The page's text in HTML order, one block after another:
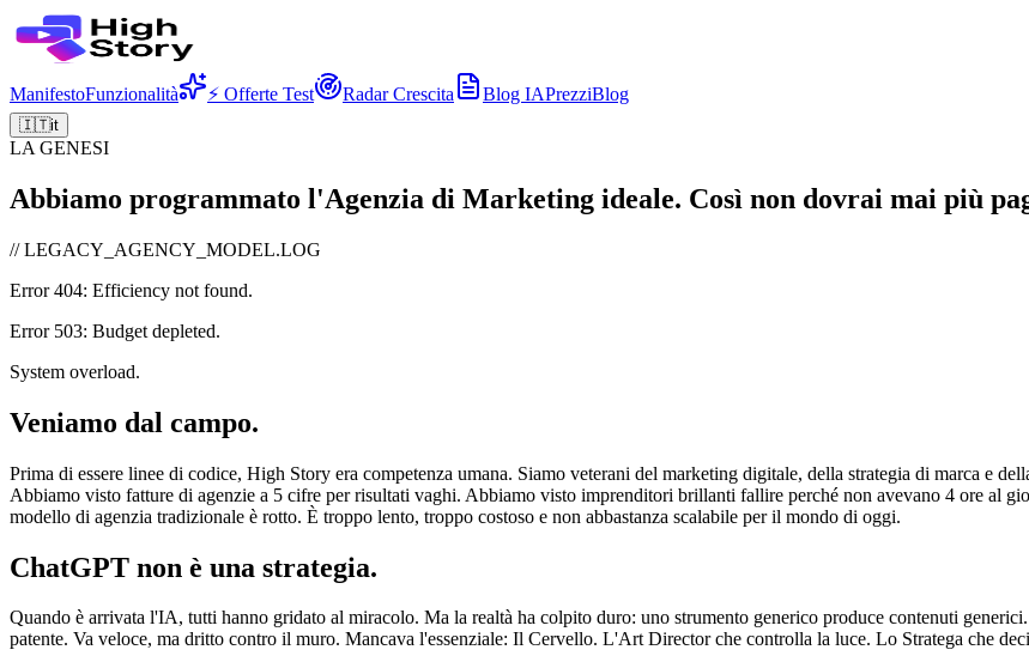
ManifestoFunzionalità ⚡ Offerte Test Radar Crescita Blog IAPrezziBlog
🇮🇹it
LA GENESI
Abbiamo programmato l'Agenzia di Marketing ideale. Così non dovrai mai più
// LEGACY_AGENCY_MODEL.LOG
Error 404: Efficiency not found.
Error 503: Budget depleted.
System overload.
Veniamo dal campo.
Prima di essere linee di codice, High Story era competenza umana. Siamo veterani del marketing digitale, della strategia di marca e
Abbiamo visto fatture di agenzie a 5 cifre per risultati vaghi. Abbiamo visto imprenditori brillanti fallire perché non avevano 4 ore al
modello di agenzia tradizionale è rotto. È troppo lento, troppo costoso e non abbastanza scalabile per il mondo di oggi.
ChatGPT non è una strategia.
Quando è arrivata l'IA, tutti hanno gridato al miracolo. Ma la realtà ha colpito duro: uno strumento generico produce contenuti
patente. Va veloce, ma dritto contro il muro. Mancava l'essenziale: Il Cervello. L'Art Director che controlla la luce. Lo Stratega che